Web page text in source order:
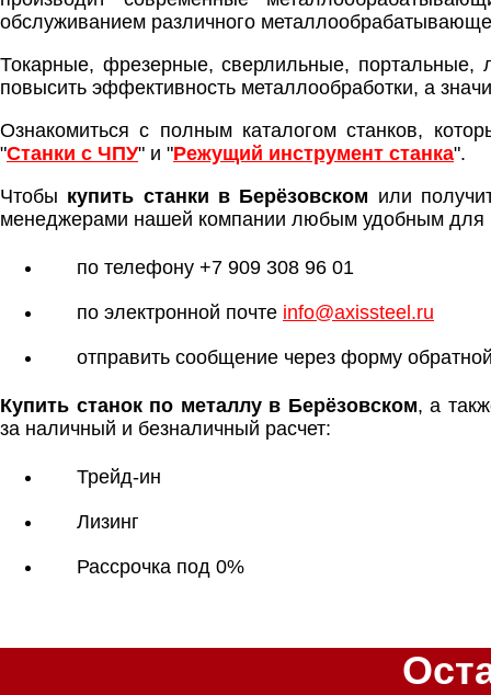
обслуживанием различного
Токарные, фрезерные, сверлильные, портальные,
повысить эффективность металлообработки, а
Ознакомиться с полным каталогом станков,
"Станки с ЧПУ" и "Режущий инструмент станка".
Чтобы купить станки в Берёзовском или
менеджерами нашей компании любым удобным для
по телефону +7 909 308 96 01
по электронной почте info@axissteel.ru
отправить сообщение через форму
Купить станок по металлу в Берёзовском, а
за наличный и безналичный расчет:
Трейд-ин
Лизинг
Рассрочка под 0%